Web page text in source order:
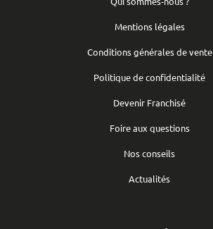
Mentions légales
Conditions générales de vente
Politique de confidentialité
Devenir Franchisé
Foire aux questions
Nos conseils
Actualités